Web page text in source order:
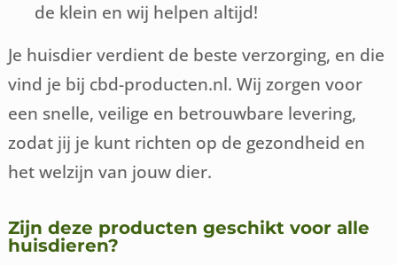
de klein en wij helpen altijd!
Je huisdier verdient de beste verzorging, en die
vind je bij cbd-producten.nl. Wij zorgen voor
een snelle, veilige en betrouwbare levering,
zodat jij je kunt richten op de gezondheid en
het welzijn van jouw dier.
Zijn deze producten geschikt voor alle
huisdieren?